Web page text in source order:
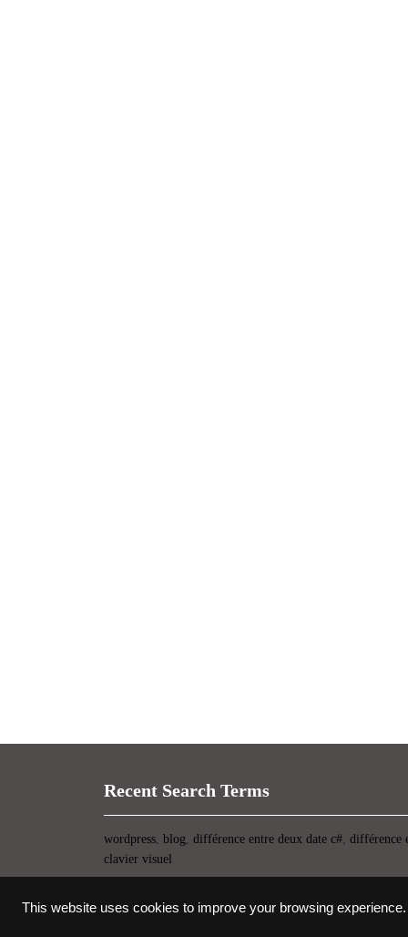
This website uses cookies to improve your browsing experience.
Recent Search Terms
wordpress blog différence entre deux date c# différence
clavier visuel
Thème WordPress pour startup-> copyright UIOP